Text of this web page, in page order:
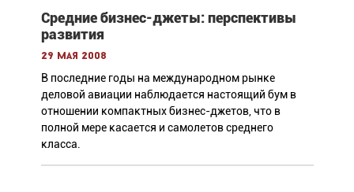
Средние бизнес-джеты: перспективы
развития
29 мая 2008
В последние годы на международном рынке
деловой авиации наблюдается настоящий бум в
отношении компактных бизнес-джетов, что в
полной мере касается и самолетов среднего
класса.